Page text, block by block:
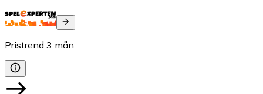
Pristrend 3 mån